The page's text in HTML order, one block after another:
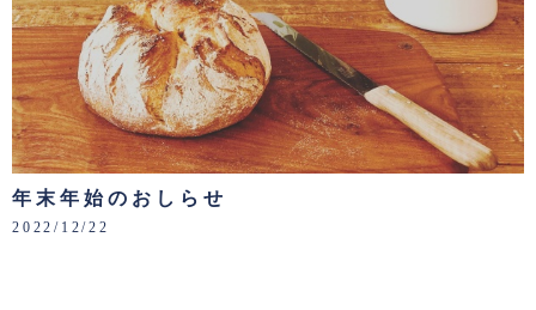
年末年始のおしらせ
2022/12/22